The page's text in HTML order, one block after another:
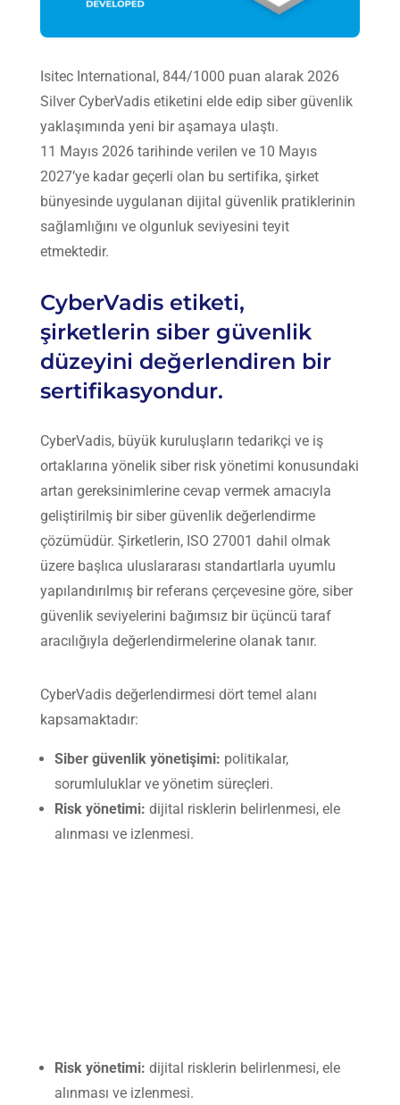
Isitec International, 844/1000 puan alarak 2026
Silver CyberVadis etiketini elde edip siber güvenlik
yaklaşımında yeni bir aşamaya ulaştı.
11 Mayıs 2026 tarihinde verilen ve 10 Mayıs
2027’ye kadar geçerli olan bu sertifika, şirket
bünyesinde uygulanan dijital güvenlik pratiklerinin
sağlamlığını ve olgunluk seviyesini teyit
etmektedir.
CyberVadis etiketi,
şirketlerin siber güvenlik
düzeyini değerlendiren bir
sertifikasyondur.
CyberVadis, büyük kuruluşların tedarikçi ve iş
ortaklarına yönelik siber risk yönetimi konusundaki
artan gereksinimlerine cevap vermek amacıyla
geliştirilmiş bir siber güvenlik değerlendirme
çözümüdür. Şirketlerin, ISO 27001 dahil olmak
üzere başlıca uluslararası standartlarla uyumlu
yapılandırılmış bir referans çerçevesine göre, siber
güvenlik seviyelerini bağımsız bir üçüncü taraf
aracılığıyla değerlendirmelerine olanak tanır.
CyberVadis değerlendirmesi dört temel alanı
kapsamaktadır:
Siber güvenlik yönetişimi: politikalar,
sorumluluklar ve yönetim süreçleri.
Risk yönetimi: dijital risklerin belirlenmesi, ele
alınması ve izlenmesi.
Risk yönetimi: dijital risklerin belirlenmesi, ele
alınması ve izlenmesi.